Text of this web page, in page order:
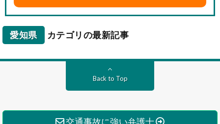
愛知県 カテゴリの最新記事
Back to Top
交通事故に強い弁護士